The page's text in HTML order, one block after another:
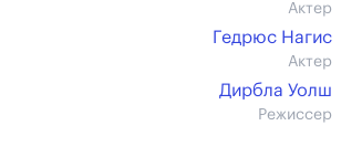
Актер
Гедрюс Нагис
Актер
Дирбла Уолш
Режиссер